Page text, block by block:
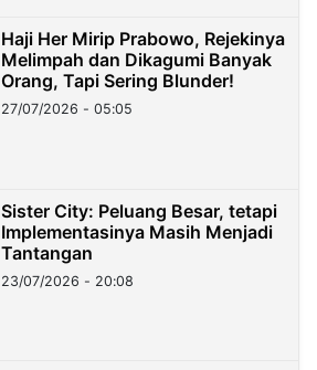
Haji Her Mirip Prabowo, Rejekinya
Melimpah dan Dikagumi Banyak
Orang, Tapi Sering Blunder!
27/07/2026 - 05:05
Sister City: Peluang Besar, tetapi
Implementasinya Masih Menjadi
Tantangan
23/07/2026 - 20:08